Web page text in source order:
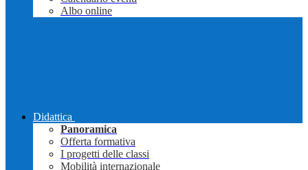
Albo online
Didattica
Panoramica
Offerta formativa
I progetti delle classi
Mobilità internazionale